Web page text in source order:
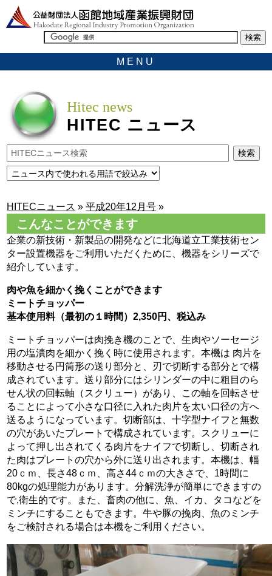
MENU
Hitec news
HITEC ニュース
HITECニュース »平成20年12月号 »
こんなことができます
企業の新技術・新製品の開発などに北海道立工業技術セン
ター設置機器をご利用いただくために、機器をシリーズで
紹介しています。
肉や魚を細かく挽くことができます
ミートチョッパー
基本使用料（最初の１時間）2,350円、税込み
ミートチョッパーは肉挽き機のことで、生肉やソーセージ
用の塩漬肉を細かく挽く時に使用されます。本機は 肉片を
移動させる円筒形の送り部分と、刃で切断する部分とで構
成されています。送り部分にはシリンダーの中に粗目のら
せん状の回転軸（スクリュー）があり、この軸を回転させ
ることによって小さな口径に入れた肉片を太い口径の方へ
送るようになっています。切断部は、十字型ナイフと無数
の穴があいたプレートで構成されています。スクリューに
よって押し出されてくる肉片をナイフで切断し、切断され
た肉はプレートの穴から外に送り出されます。本機は、幅
20ｃｍ、長さ48ｃｍ、高さ44ｃｍの大きさで、1時間に
80kgの処理能力があります。分解洗浄が簡単にできますの
で,衛生的です。また、畜肉の他に、魚、イカ、タコなどを
ミンチにすることもできます。牛や豚の挽肉、魚のミンチ
をご検討される場合は本機をご利用ください。